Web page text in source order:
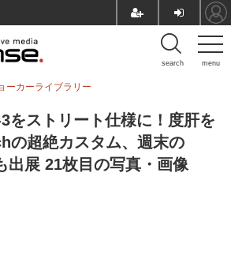
menu
search
をストリート仕様に！度肝を
の超絶カスタム、週末の
出展 21枚目の写真・画像
ーカーライブラリー